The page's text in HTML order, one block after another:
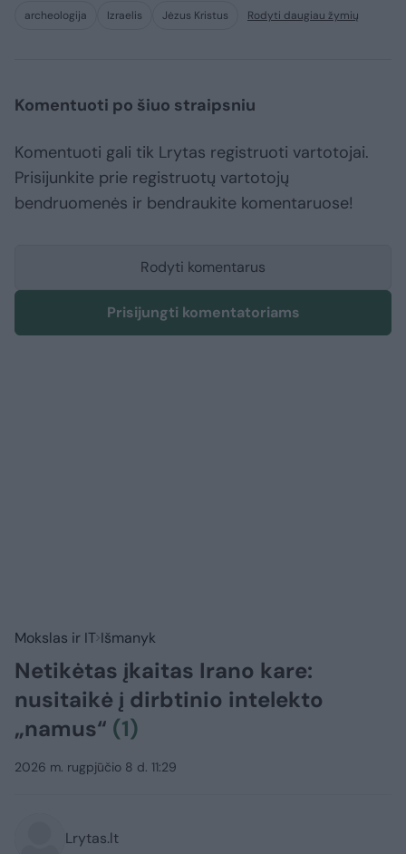
archeologija Izraelis Jėzus Kristus Rodyti daugiau žymių
Komentuoti po šiuo straipsniu
Komentuoti gali tik Lrytas registruoti vartotojai.
Prisijunkite prie registruotų vartotojų
bendruomenės ir bendraukite komentaruose!
Rodyti komentarus
Prisijungti komentatoriams
Mokslas ir IT Išmanyk
Netikėtas įkaitas Irano kare:
nusitaikė į dirbtinio intelekto
„namus“ (1)
2026 m. rugpjūčio 8 d. 11:29
Lrytas.lt